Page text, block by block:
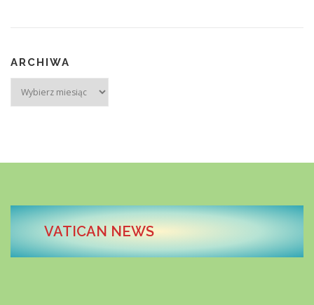
ARCHIWA
VATICAN NEWS